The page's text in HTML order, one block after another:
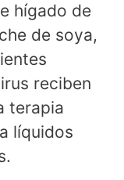
hígado de
de soya,
reciben
terapia
líquidos